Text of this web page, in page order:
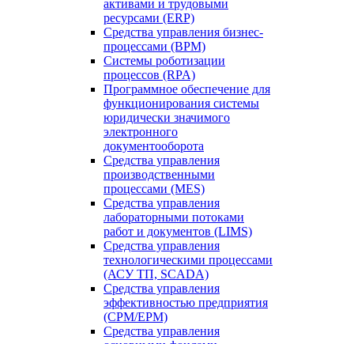
активами и трудовыми
ресурсами (ERP)
Средства управления бизнес-
процессами (BPM)
Системы роботизации
процессов (RPA)
Программное обеспечение для
функционирования системы
юридически значимого
электронного
документооборота
Средства управления
производственными
процессами (MES)
Средства управления
лабораторными потоками
работ и документов (LIMS)
Средства управления
технологическими процессами
(АСУ ТП, SCADA)
Средства управления
эффективностью предприятия
(CPM/EPM)
Средства управления